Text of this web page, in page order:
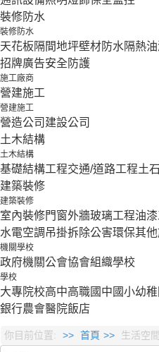
裝修防水
裝修防水
天花板隔間地坪壁材防水隔熱
招牌廣告安全防護
施工廠商
營建施工
營建施工
營造公司 建設公司
土木結構
土木結構
基礎結構工程交通/道路工程土
建築裝修
建築裝修
室內裝修門窗外牆玻璃工程油
水電空調 吊掛拆除公害環保其
機關學校
政府機關公會協會組織學校
學校
大專院校高中高職國中 國小幼稚
銀行農會醫院飯店
你目前位置: 首頁 生活空